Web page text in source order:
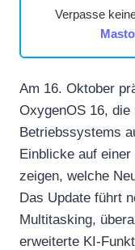
Verpasse
Am 16. Oktober
OxygenOS 16, die
Betriebssystems
Einblicke auf
zeigen, welche
Das Update führt
Multitasking,
erweiterte KI-